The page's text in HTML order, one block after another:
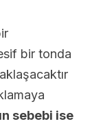
bir tonda
sebebi ise